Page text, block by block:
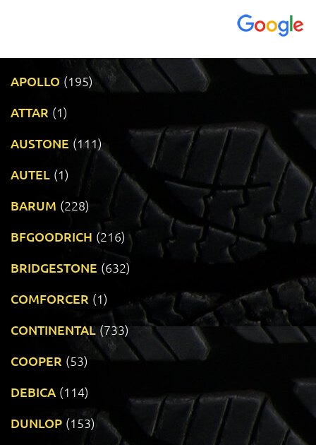
APOLLO (195)
ATTAR (1)
AUSTONE (111)
AUTEL (1)
BARUM (228)
BFGOODRICH (216)
BRIDGESTONE (632)
COMFORCER (1)
CONTINENTAL (733)
COOPER (53)
DEBICA (114)
DUNLOP (153)